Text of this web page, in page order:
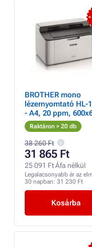
BROTHER mono
lézernyomtató HL-
- A4, 20 ppm,
1 MB GDI, USB 2.0,
fehér
Raktáron > 20 db
38 260 Ft
31 865 Ft
25 091 Ft Áfa nélkül
Legalacsonyabb ár az
30 napban: 31 230 Ft
Kosárba